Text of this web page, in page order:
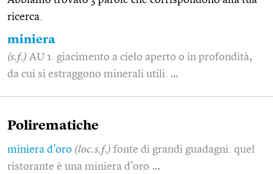
ricerca.
miniera
(s.f.) AU 1. giacimento a cielo aperto o in profondità,
da cui si estraggono minerali utili: …
Polirematiche
miniera d'oro (loc.s.f.) fonte di grandi guadagni: quel
ristorante è una miniera d'oro.…